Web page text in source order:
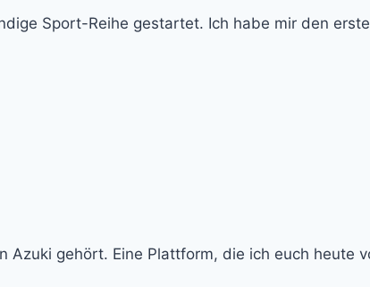
Sport-Reihe gestartet. Ich habe mir den
gehört. Eine Plattform, die ich euch heute